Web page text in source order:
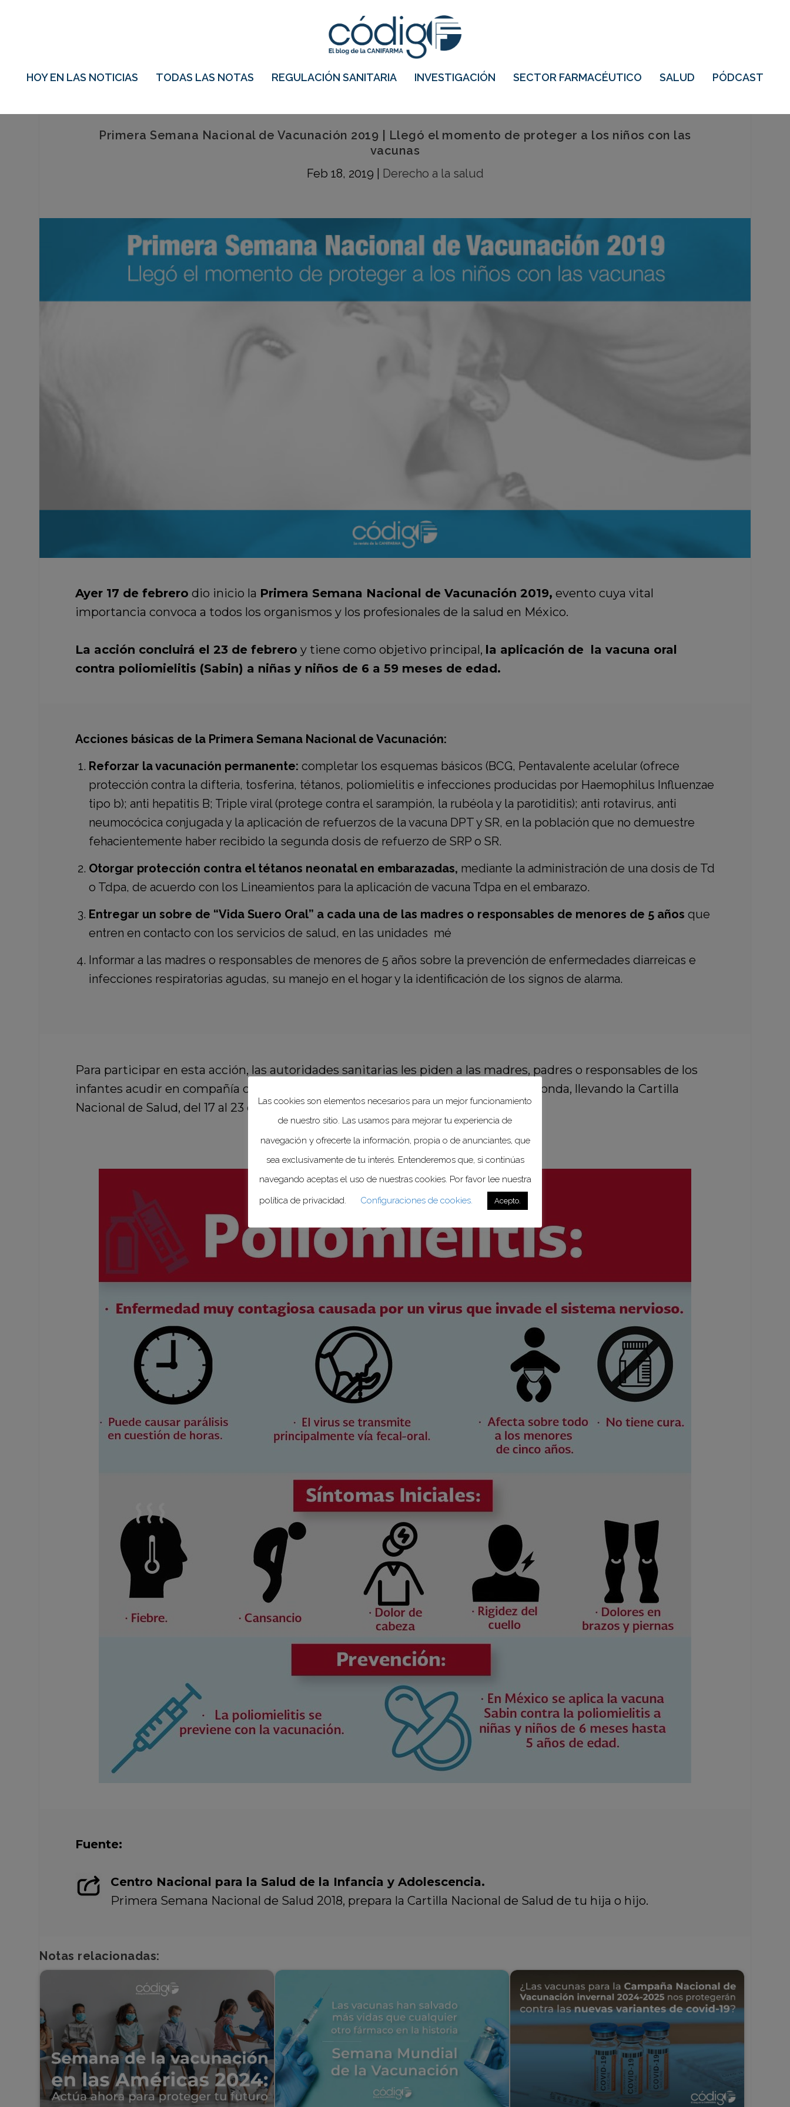
HOY EN LAS NOTICIAS TODAS LAS NOTAS REGULACIÓN SANITARIA INVESTIGACIÓN SECTOR FARMACÉUTICO SALUD PÓDCAST
Primera Semana Nacional de Vacunación 2019 | Llegó el momento de proteger a los niños con las
vacunas
Feb 18, 2019
Derecho a la salud
Ayer 17 de febrero dio inicio la Primera Semana Nacional de Vacunación 2019, evento cuya vital
importancia convoca a todos los organismos y los profesionales de la salud en México.
La acción concluirá el 23 de febrero y tiene como objetivo principal, la aplicación de la vacuna oral
contra poliomielitis (Sabin) a niñas y niños de 6 a 59 meses de edad.
Acciones básicas de la Primera Semana Nacional de Vacunación:
Reforzar la vacunación permanente: completar los esquemas básicos (BCG, Pentavalente acelular (ofrece
protección contra la difteria, tosferina, tétanos, poliomielitis e infecciones producidas por Haemophilus Influenzae
tipo b); anti hepatitis B; Triple viral (protege contra el sarampión, la rubéola y la parotiditis); anti rotavirus, anti
neumocócica conjugada y la aplicación de refuerzos de la vacuna DPT y SR, en la población que no demuestre
fehacientemente haber recibido la segunda dosis de refuerzo de SRP o SR.
Otorgar protección contra el tétanos neonatal en embarazadas, mediante la administración de una dosis de Td
o Tdpa, de acuerdo con los Lineamientos para la aplicación de vacuna Tdpa en el embarazo.
Entregar un sobre de “Vida Suero Oral” a cada una de las madres o responsables de menores de 5 años que
entren en contacto con los servicios de salud, en las unidades mé
Informar a las madres o responsables de menores de 5 años sobre la prevención de enfermedades diarreicas e
infecciones respiratorias agudas, su manejo en el hogar y la identificación de los signos de alarma.
Para participar en esta acción, las autoridades sanitarias les piden a las madres, padres o responsables de los
infantes acudir en compañía de los menores a la Unidad de Salud que les corresponda, llevando la Cartilla
Nacional de Salud, del 17 al 23 de febrero.
Fuente:
Centro Nacional para la Salud de la Infancia y Adolescencia.
Primera Semana Nacional de Salud 2018, prepara la Cartilla Nacional de Salud de tu hija o hijo.
Notas relacionadas:
Las cookies son elementos necesarios para un mejor funcionamiento
de nuestro sitio. Las usamos para mejorar tu experiencia de
navegación y ofrecerte la información, propia o de anunciantes, que
sea exclusivamente de tu interés. Entenderemos que, si continúas
navegando aceptas el uso de nuestras cookies. Por favor lee nuestra
política de privacidad.
Configuraciones de cookies. Acepto.